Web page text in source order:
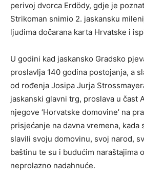
perivoj dvorca Erdödy, gdje je
Strikoman snimio 2. jaskansku
ljudima dočarana karta Hrvatske i
U godini kad jaskansko Gradsko
proslavlja 140 godina postojanja, a
od rođenja Josipa Jurja
jaskanski glavni trg, proslava u čast
njegove ‘Horvatske domovine’ na
prisjećanje na davna vremena,
slavili svoju domovinu, svoj narod,
baštinu te su i budućim naraštajima
neprolazno nadahnuće.